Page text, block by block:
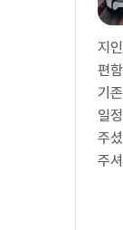
지
편
기
일
주
주
주